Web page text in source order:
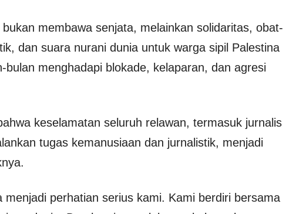
membawa senjata, melainkan solidaritas, obat-
dan suara nurani dunia untuk warga sipil Palestina
bulan menghadapi blokade, kelaparan, dan agresi
keselamatan seluruh relawan, termasuk jurnalis
tugas kemanusiaan dan jurnalistik, menjadi
menjadi perhatian serius kami. Kami berdiri bersama